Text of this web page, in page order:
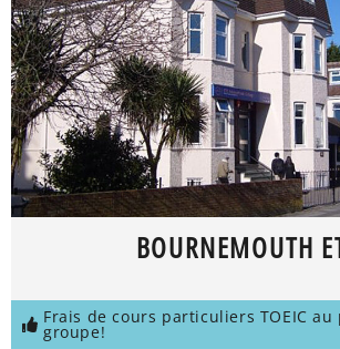
BOURNEMOUTH
Frais de cours particuliers TOEIC
groupe!